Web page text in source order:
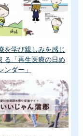
を学び親しみを感じ
る「再生医療の日め
ンダー」